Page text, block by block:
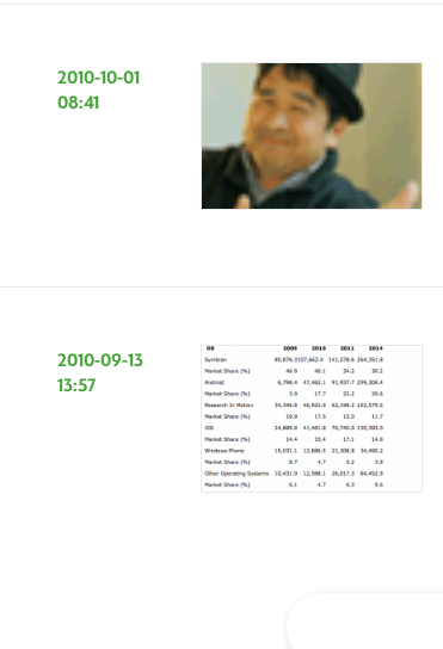
2010-10-01
08:41
2010-09-13
13:57